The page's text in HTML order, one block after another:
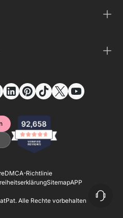
DMCA-Richtlinie
SitemapAPP
. Alle Rechte vorbehalten